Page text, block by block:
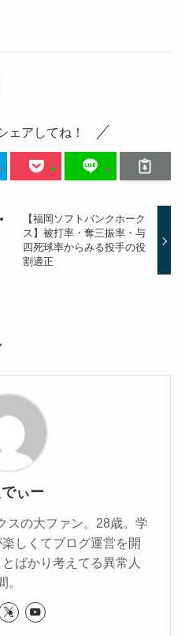
ェアしてね！
【福岡ソフトバンクホーク
ス】被打率・奪三振率・与
四死球率からみる投手の役
割適正
ぃー
スの大ファン。28歳。学
しくてブログ運営を開
ばかり考えてる異常人
。